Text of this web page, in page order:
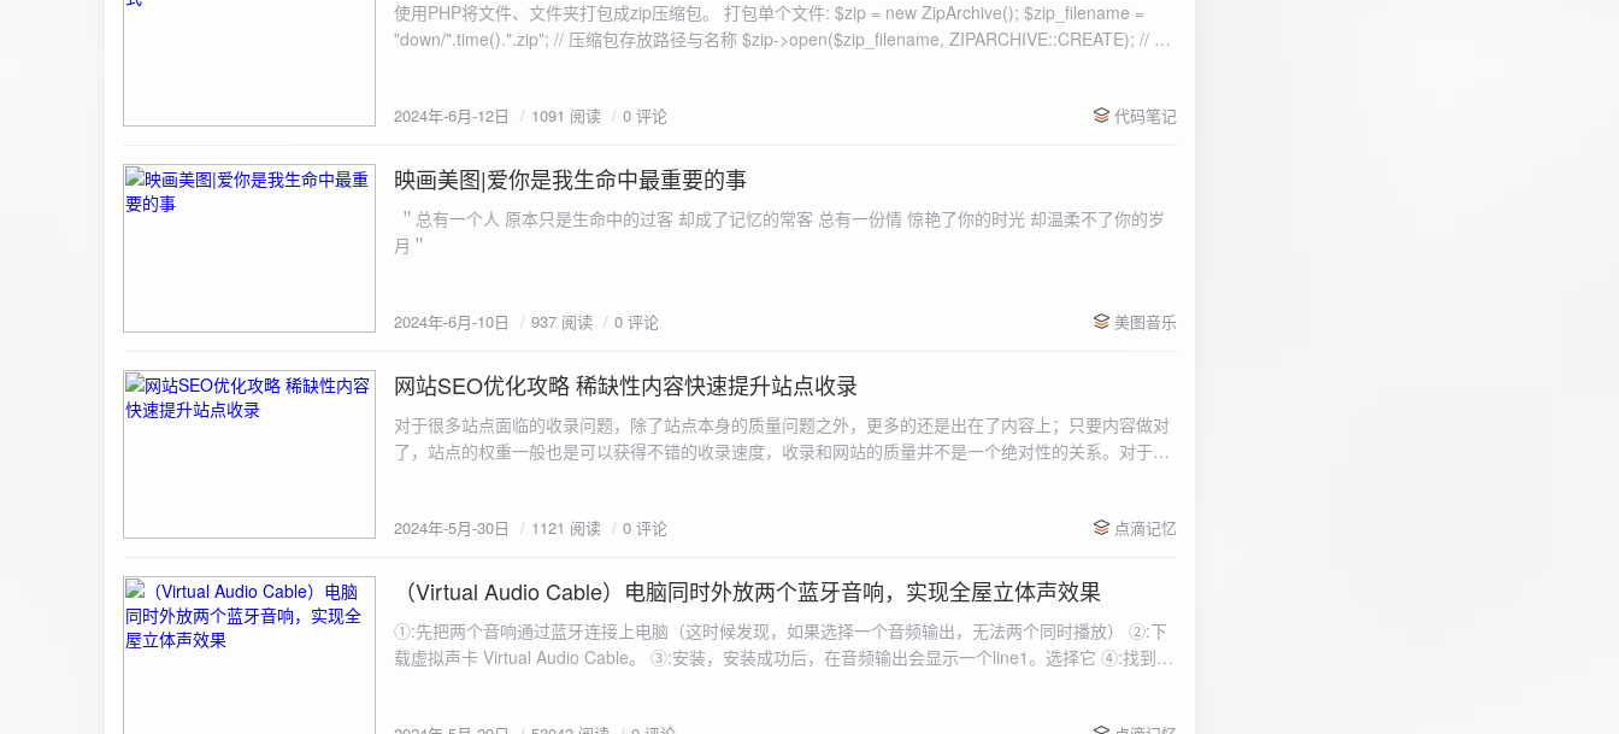
使用PHP将文件、文件夹打包成zip压缩包。 打包单个文件: $zip = new ZipArchive(); $zip_filename =
"down/".time().".zip"; // 压缩包存放路径与名称 $zip->open($zip_filename, ZIPARCHIVE::CREATE); // 打
数可以改为 basename("img/logon2.png),也就是原文件所在的路径 $zip-
= array( "img/1.jpg", "img/2.jpg", ); $filename = "down/img.zip"; // 压缩包存放路径与名称 $zip = new
ZipArchive(); $zip->open($filename,ZipArchive::CREATE); //打开压缩包 //遍历文件 foreach($fileList as
$file){ $zip->addFile($file,basename($file)); //向压缩包中添加文件 } $zip->close(); //关闭压缩包 打包某
个文件夹（包含子文件夹）: <?php /** * @param $path 文件夹路径 * @param $zip zip 对象 */ function
为'.'和‘..’，不要对他们进行操作 if (is_dir($path . "/" . $filename)) { // 如果读取的某个对象是文件夹，则递
$filename); } } } } $zip = new ZipArchive(); $zip_filename = "down/files.zip"; // 压缩包存放路径与名称
压缩包中 addFileToZip("img",$zip);
2024年-6月-12日 1091 阅读 0 评论 代码笔记
2024-6-10
映画美图|爱你是我生命中最重要的事
＂总有一个人 原本只是生命中的过客 却成了记忆的常客 总有一份情 惊艳了你的时光 却温柔不了你的岁
月＂
2024年-6月-10日 937 阅读 0 评论 美图音乐
2024-5-30
网站SEO优化攻略 稀缺性内容快速提升站点收录
对于很多站点面临的收录问题，除了站点本身的质量问题之外，更多的还是出在了内容上；只要内容做对
了，站点的权重一般也是可以获得不错的收录速度，收录和网站的质量并不是一个绝对性的关系。对于质
2024年-5月-30日 1121 阅读 0 评论 点滴记忆
2024-5-29
（Virtual Audio Cable）电脑同时外放两个蓝牙音响，实现全屋立体声效果
①:先把两个音响通过蓝牙连接上电脑（这时候发现，如果选择一个音频输出，无法两个同时播放） ②:下
载虚拟声卡 Virtual Audio Cable。 ③:安装，安装成功后，在音频输出会显示一个line1。选择它 ④:找到安